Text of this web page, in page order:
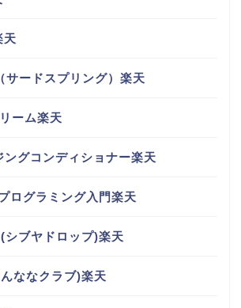
天
ードスプリング）楽天
ーム楽天
ングコンディショナー楽天
ログラミング入門楽天
シブヤドロップ)楽天
ななクラブ)楽天